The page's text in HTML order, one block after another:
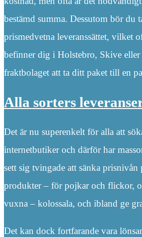
bestämd summa. Dessutom bör du
prismedvetna leveranssättet, vilket
befinner dig i Holstebro, Skive
fraktbolaget att ta ditt paket till en
Alla sorters
Det är nu superenkelt för alla att
internetbutiker och därför har
sett sig tvingade att sänka prisnivån
produkter – för pojkar och flickor,
vuxna – kolossala, och ibland ge
Det kan dock fortfarande vara